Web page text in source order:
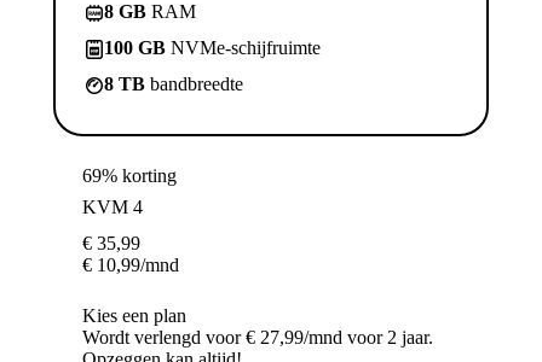
8 GB RAM
100 GB NVMe-schijfruimte
8 TB bandbreedte
69% korting
KVM 4
€ 35,99
€ 10,99/mnd
Kies een plan
Wordt verlengd voor € 27,99/mnd voor 2 jaar.